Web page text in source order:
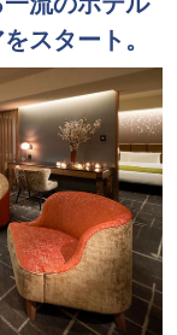
スタート。